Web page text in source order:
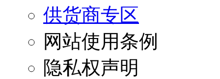
供货商专区
网站使用条例
隐私权声明